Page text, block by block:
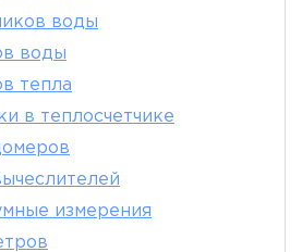
воды
воды
тепла
в теплосчетчике
измерения